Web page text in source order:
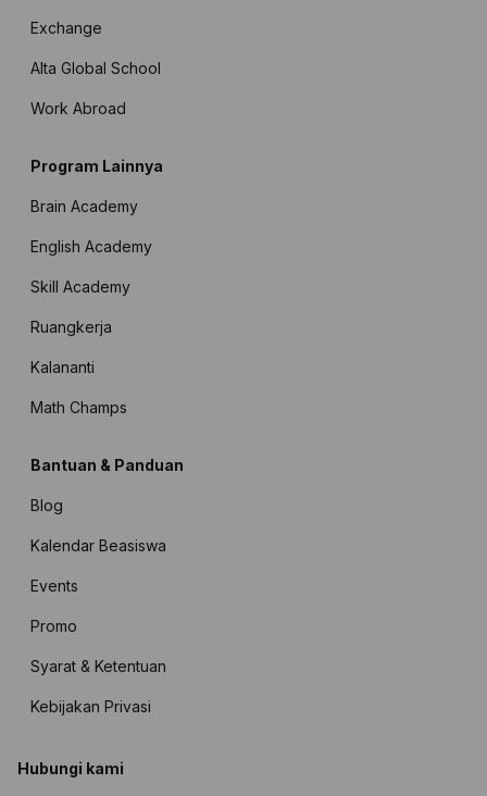
Exchange
Alta Global School
Work Abroad
Program Lainnya
Brain Academy
English Academy
Skill Academy
Ruangkerja
Kalananti
Math Champs
Bantuan & Panduan
Blog
Kalendar Beasiswa
Events
Promo
Syarat & Ketentuan
Kebijakan Privasi
Hubungi kami